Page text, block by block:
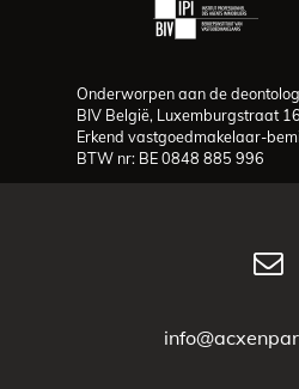
Onderworpen aan de
BIV België, Luxemburgstraat
Erkend vastgoedmakelaar-
BTW nr: BE 0848 885 996